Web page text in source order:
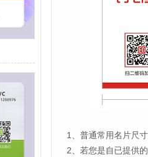
1
普通常用名片尺
2、若您是自已提供